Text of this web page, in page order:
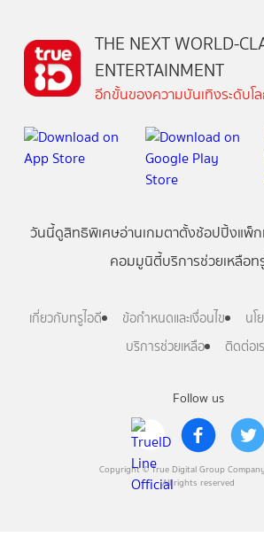
Follow us
Copyright © True Digital Group
All rights reserved
THE NEXT WORLD-
ENTERTAINMENT
อีกขั้นของความบันเทิงระดับโ
วันนี้ดูสิทธิพิเศษอ่านเกมตาตั้งช้อปปิ้งแพ็ก
คอมมูนิตี้บริการช่วยเหลือท
เกี่ยวกับทรูไอดี ข้อกำหนดและเงื่อนไข
นโ
บริการช่วยเหลือ
ติดต่อเ